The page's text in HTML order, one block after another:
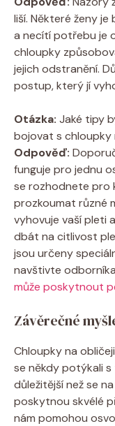
liší. Některé ženy
a necítí potřebu je
chloupky
jejich odstranění.
postup, který jí
Otázka: Jaké tipy
bojovat s chloupky
Odpověď:
funguje pro jednu
se rozhodnete pro
prozkoumat různé
vyhovuje vaší pleti
dbát na citlivost
jsou určeny
navštivte
může poskytnout
Závěrečné
Chloupky na
se někdy potýkali
důležitější než se
poskytnou skvélé
nám pomohou